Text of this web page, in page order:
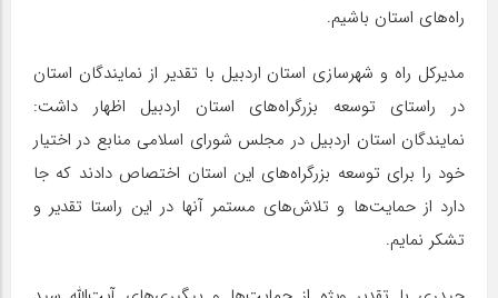
راه‌های استان باشیم.
مدیرکل راه و شهرسازی استان اردبیل با تقدیر از نمایندگان استان
در راستای توسعه بزرگراه‌های استان اردبیل اظهار داشت:
نمایندگان استان اردبیل در مجلس شورای اسلامی منابع در اختیار
خود را برای توسعه بزرگراه‌های این استان اختصاص دادند که جا
دارد از حمایت‌ها و تلاش‌های مستمر آنها در این راستا تقدیر و
تشکر نمایم.